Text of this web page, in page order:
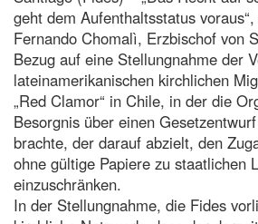
geht dem Aufenthaltsstatus
Fernando Chomalì, Erzbischof von
Bezug auf eine Stellungnahme der
lateinamerikanischen kirchlichen
„Red Clamor“ in Chile, in der die
Besorgnis über einen
brachte, der darauf abzielt, den
ohne gültige Papiere zu staatlichen
einzuschränken.
In der Stellungnahme, die Fides